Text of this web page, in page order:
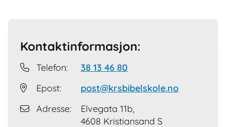
Kontaktinformasjon:
 Telefon: 38 13 46 80
 Epost: post@krsbibelskole.no
 Adresse:
Elvegata 11b,
4608 Kristiansand S